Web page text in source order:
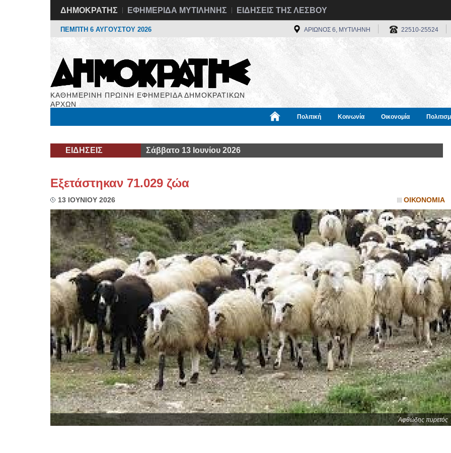
ΔΗΜΟΚΡΑΤΗΣ ΕΦΗΜΕΡΙΔΑ ΜΥΤΙΛΗΝΗΣ ΕΙΔΗΣΕΙΣ ΤΗΣ ΛΕΣΒΟΥ
ΠΕΜΠΤΗ 6 ΑΥΓΟΥΣΤΟΥ 2026 ΑΡΙΩΝΟΣ 6, ΜΥΤΙΛΗΝΗ 22510-25524
ΚΑΘΗΜΕΡΙΝΗ ΠΡΩΙΝΗ ΕΦΗΜΕΡΙΔΑ ΔΗΜΟΚΡΑΤΙΚΩΝ
ΑΡΧΩΝ
Πολιτική Κοινωνία Οικονομία
ΕΙΔΗΣΕΙΣ Σάββατο 13 Ιουνίου 2026
Εξετάστηκαν 71.029 ζώα
13 ΙΟΥΝΙΟΥ 2026 ΟΙΚΟΝΟΜΙΑ
Αφθώδης πυρετός